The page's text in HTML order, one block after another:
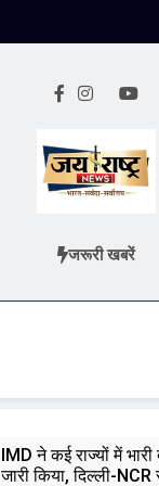
Jai
हिंदी समाचार
जरूरी खबरें
IMD ने कई राज्यों में
जारी किया, दिल्ली-